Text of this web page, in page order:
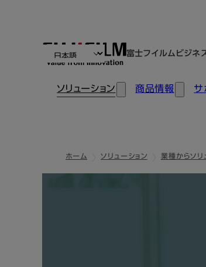
富士フイルムビジネ
ソリューション 商品情報 サ
ホーム ソリューション 業種からソリ